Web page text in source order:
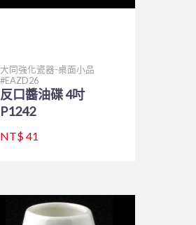
大同強化瓷器-桌面小品
EAZD26
反口醬油碟 4吋
P1242
NT$ 41